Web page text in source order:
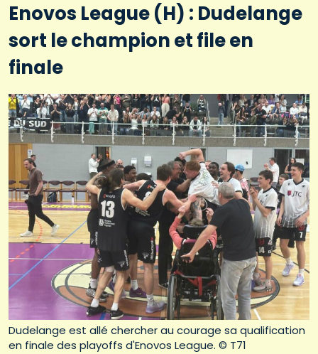
Dudelange est allé chercher au courage sa qualification
en finale des playoffs d'Enovos League. © T71
Enovos League (H) : Dudelange
sort le champion et file en
finale